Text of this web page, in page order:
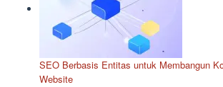
SEO Berbasis Entitas untuk Membangun
Website